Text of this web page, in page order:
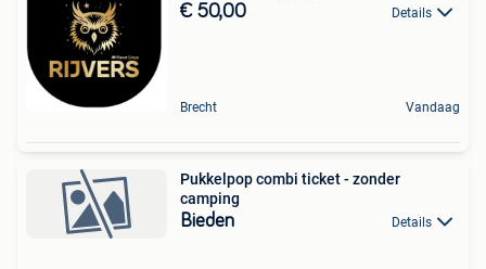
€ 50,00 Details
Brecht Vandaag
Pukkelpop combi ticket - zonder
camping
Bieden Details